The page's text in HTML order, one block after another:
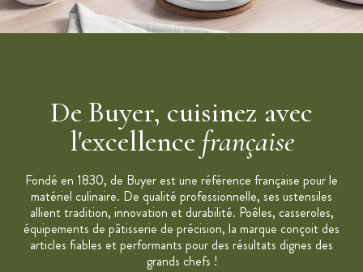
De Buyer, cuisinez avec
l'excellence française
Fondé en 1830, de Buyer est une référence française pour le
matériel culinaire. De qualité professionnelle, ses ustensiles
allient tradition, innovation et durabilité. Poêles, casseroles,
équipements de pâtisserie de précision, la marque conçoit des
articles fiables et performants pour des résultats dignes des
grands chefs !